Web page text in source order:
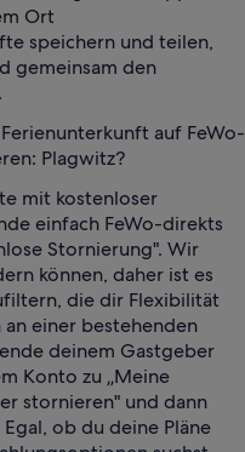
Ort
speichern und teilen,
gemeinsam den
auf FeWo-
Plagwitz?
mit kostenloser
einfach FeWo-direkts
Stornierung". Wir
können, daher ist es
die dir Flexibilität
einer bestehenden
deinem Gastgeber
Konto zu „Meine
stornieren" und dann
ob du deine Pläne